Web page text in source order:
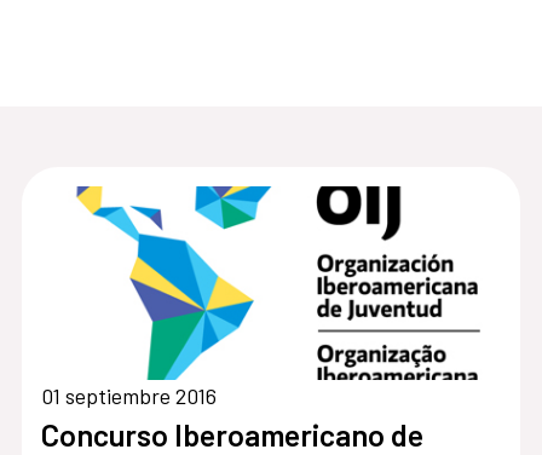
01 septiembre 2016
Concurso Iberoamericano de